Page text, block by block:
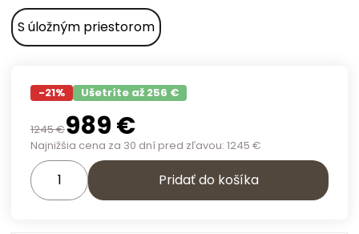
S úložným priestorom
-21% Ušetríte až 256 €
1245€989€
Najnižšia cena za 30 dní pred zľavou: 1245 €
Pridať do košíka